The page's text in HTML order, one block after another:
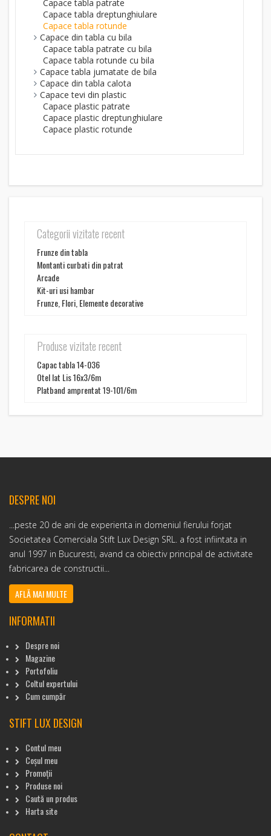
Capace tabla patrate
Capace tabla dreptunghiulare
Capace tabla rotunde
Capace din tabla cu bila
Capace tabla patrate cu bila
Capace tabla rotunde cu bila
Capace tabla jumatate de bila
Capace din tabla calota
Capace tevi din plastic
Capace plastic patrate
Capace plastic dreptunghiulare
Capace plastic rotunde
Categorii vizitate recent
Frunze din tabla
Montanti curbati din patrat
Arcade
Kit-uri usi hambar
Frunze, Flori, Elemente decorative
Produse vizitate recent
Capac tabla 14-036
Otel lat Lis 16x3/6m
Platband amprentat 19-101/6m
DESPRE NOI
...peste 20 de ani de experienta in domeniul fierului forjat
Societatea Comerciala Stift Lux Design SRL. a fost infiintata in
anul 1997 in Bucuresti, avand ca obiectiv principal de activitate
fabricarea de constructii...
AFLĂ MAI MULTE
INFORMATII
Despre noi
Magazine
Portofoliu
Coltul expertului
Cum cumpăr
STIFT LUX DESIGN
Contul meu
Coșul meu
Promoții
Produse noi
Caută un produs
Harta site